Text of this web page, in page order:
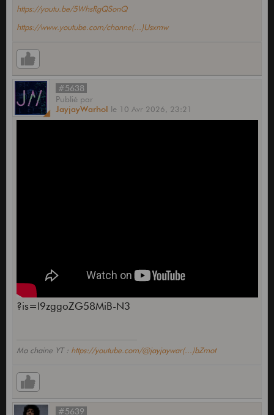
https://youtu.be/5WhsRgQSonQ
https://www.youtube.com/channe(...)Usxmw
#5638
Publié par
JayjayWarhol le 10 Avr 2026, 23:21
?is=l9zggoZG58MiB-N3
Ma chaine YT : https://youtube.com/@jayjaywar(...)bZmot
#5639